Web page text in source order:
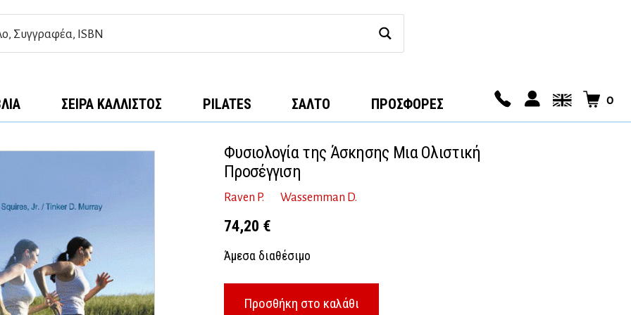
ΣΕΙΡΆ ΚΆΛΛΙΣΤΟΣ PILATES ΣΑΛΤΟ ΠΡΟΣΦΟΡΕΣ 0
Φυσιολογία της Άσκησης Μια Ολιστική
Προσέγγιση
Raven P. Wassemman D.
74,20 €
Άμεσα διαθέσιμο
Προσθήκη στο καλάθι